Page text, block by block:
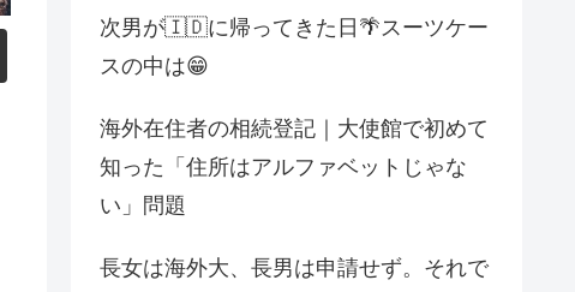
次男が🇮🇩に帰ってきた日🌴スーツケー
スの中は😁
海外在住者の相続登記｜大使館で初めて
知った「住所はアルファベットじゃな
い」問題
長女は海外大、長男は申請せず。それで